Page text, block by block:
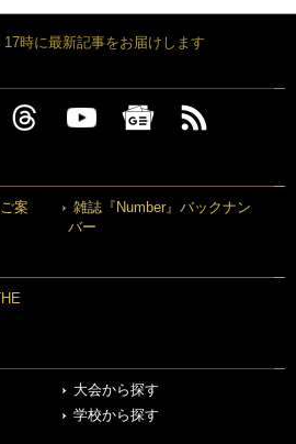
時に最新記事をお届けします
案
雑誌『Number』バックナン
バー
大会から探す
学校から探す